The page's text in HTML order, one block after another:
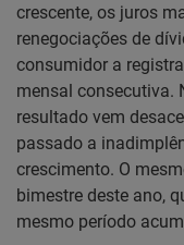
crescente, os juros
renegociações de
consumidor a
mensal consecutiva.
resultado vem
passado a
crescimento. O
bimestre deste ano,
mesmo período